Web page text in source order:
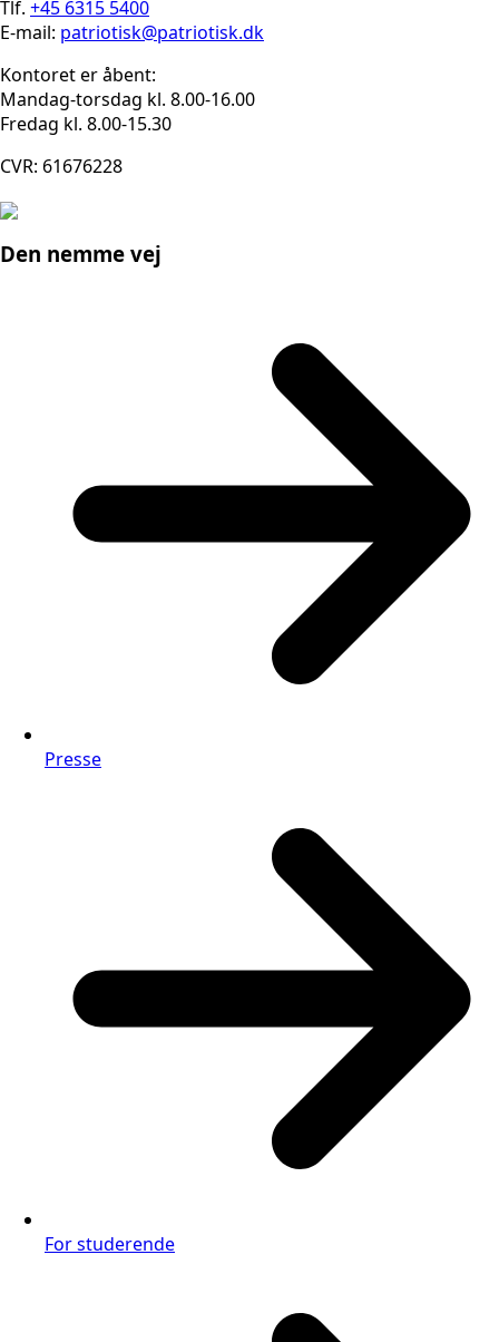
Tlf. +45 6315 5400
E-mail: patriotisk@patriotisk.dk
Kontoret er åbent:
Mandag-torsdag kl. 8.00-16.00
Fredag kl. 8.00-15.30
CVR: 61676228
Den nemme vej
Presse
For studerende